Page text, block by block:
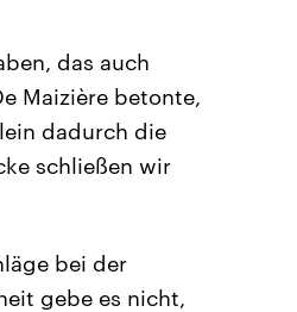
das auch
Maizière betonte,
dadurch die
schließen wir
bei der
gebe es nicht,